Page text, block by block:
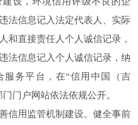
法信息记入法定代表人、实际
和直接责任人个人诚信记录，
法信息记入个人诚信记录，纳
服务平台，在“信用中国（吉
门户网站依法依规公开。
信用监管机制建设。健全事前